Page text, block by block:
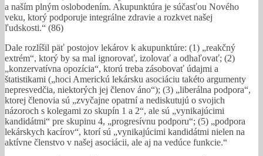
a naším plným oslobodením. Akupunktúra je súčasťou Nového
veku, ktorý podporuje integrálne zdravie a rozkvet našej
ľudskosti.“ (86)
Dale rozlíšil päť postojov lekárov k akupunktúre: (1) „reakčný
extrém“, ktorý by sa mal ignorovať, izolovať a odhaľovať; (2)
„konzervatívna opozícia“, ktorú treba zásobovať údajmi a
štatistikami („hoci Americkú lekársku asociáciu takéto argumenty
nepresvedčia, niektorých jej členov áno“); (3) „liberálna podpora“,
ktorej členovia sú „zvyčajne opatrní a nediskutujú o svojich
názoroch s kolegami zo skupín 1 a 2“, ale sú „vynikajúcimi
kandidátmi“ pre skupinu 4, „progresívnu podporu“; (5) „podpora
lekárskych kacírov“, ktorí sú „vynikajúcimi kandidátmi nielen na
aktívne členstvo v našej asociácii, ale aj na vedúce funkcie.“